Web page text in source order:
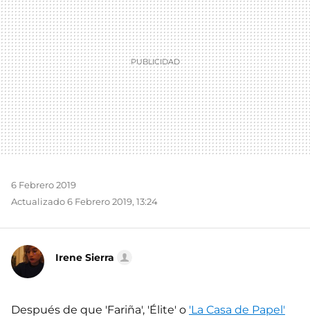
6 Febrero 2019
Actualizado 6 Febrero 2019, 13:24
Irene Sierra
Después de que 'Fariña', 'Élite' o 'La Casa de Papel'